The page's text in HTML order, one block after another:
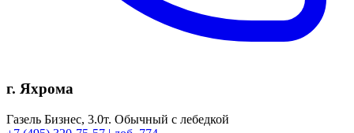
г. Яхрома
Газель Бизнес, 3.0т. Обычный с лебедкой